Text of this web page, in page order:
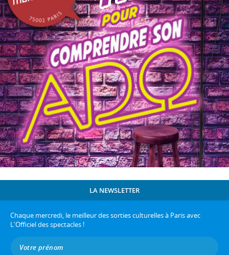
LA NEWSLETTER
Chaque mercredi, le meilleur des sorties culturelles à Paris avec
L'Officiel des spectacles !